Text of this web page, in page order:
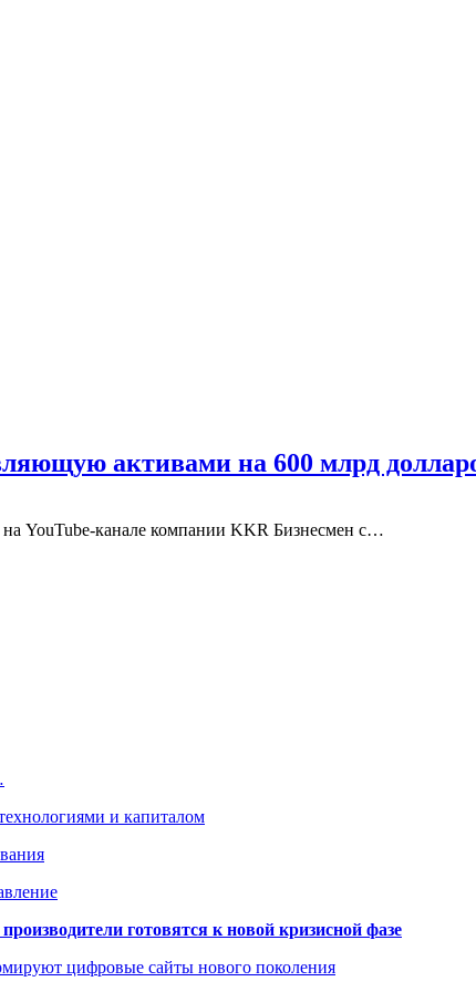
активами на 600 млрд
YouTube-канале компании KKR Бизнесмен с…
и капиталом
готовятся к новой кризисной фазе
цифровые сайты нового поколения